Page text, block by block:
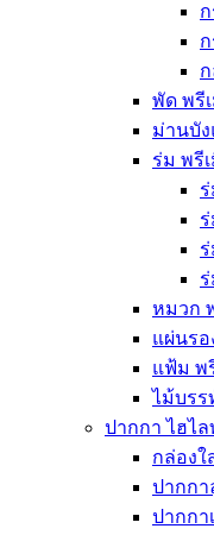
พัด พรี
ม่านบัง
ร่ม พรี
หมวก
แผ่นรอ
แฟ้ม พ
ไม้บรร
ปากกา ไฮไล
กล่องใ
ปากกา
ปากกา